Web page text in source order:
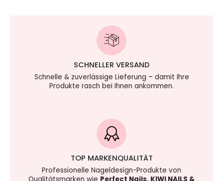
SCHNELLER VERSAND
Schnelle & zuverlässige Lieferung – damit Ihre
Produkte rasch bei Ihnen ankommen.
TOP MARKENQUALITÄT
Professionelle Nageldesign-Produkte von